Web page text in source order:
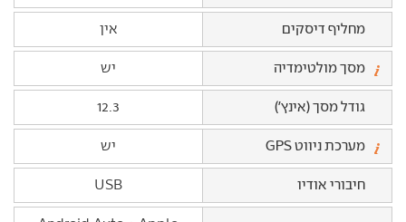
מחליף דיסקים אין
מסך מולטימדיה יש
גודל מסך (אינץ') 12.3
מערכת ניווט GPS יש
חיבורי אודיו USB